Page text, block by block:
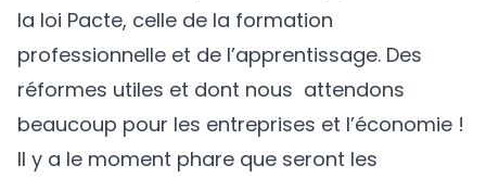
la loi Pacte, celle de la formation
professionnelle et de l’apprentissage. Des
réformes utiles et dont nous attendons
beaucoup pour les entreprises et l’économie !
Il y a le moment phare que seront les